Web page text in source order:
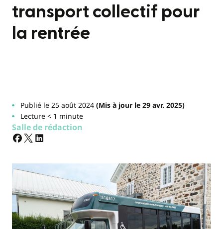
transport collectif pour
la rentrée
Publié le 25 août 2024(Mis à jour le 29 avr. 2025)
Lecture < 1 minute
Salle de rédaction